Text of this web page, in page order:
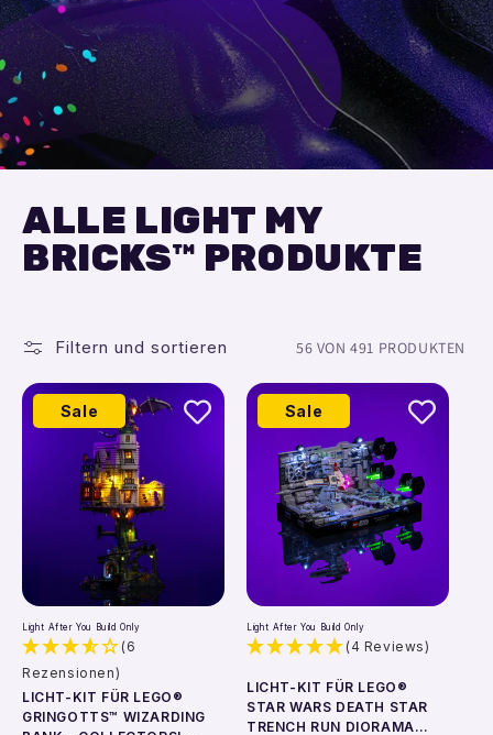
ALLE LIGHT MY
BRICKS™ PRODUKTE
Filtern und sortieren 56 VON 491 PRODUKTEN
Sale
Light After You Build Only
(6
Rezensionen)
LICHT-KIT FÜR LEGO®
GRINGOTTS™ WIZARDING
Sale
Light After You Build Only
(4 Reviews)
LICHT-KIT FÜR LEGO®
STAR WARS DEATH STAR
TRENCH RUN DIORAMA